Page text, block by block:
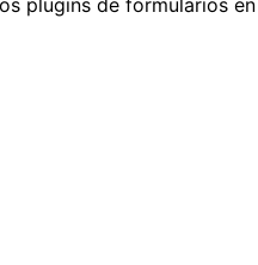
plugins de formularios en